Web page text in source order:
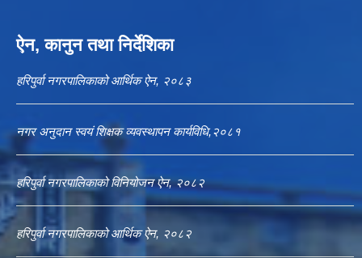
ऐन, कानुन तथा निर्देशिका
हरिपुर्वा नगरपालिकाको आर्थिक ऐन, २०८३
नगर अनुदान स्वयं शिक्षक व्यवस्थापन कार्यविधि,२०८१
हरिपुर्वा नगरपालिकाको विनियोजन ऐन, २०८२
हरिपुर्वा नगरपालिकाको आर्थिक ऐन, २०८२